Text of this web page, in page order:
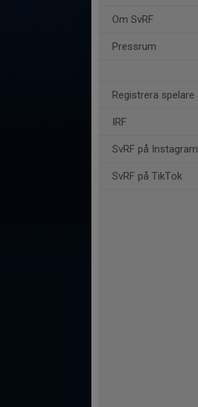
Om SvRF
Pressrum
Registrera spelare
IRF
SvRF på Instagram
SvRF på TikTok